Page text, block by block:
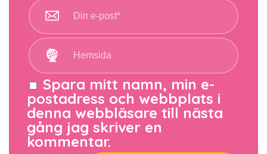
Spara mitt namn, min e-
postadress och webbplats i
denna webbläsare till nästa
gång jag skriver en
kommentar.